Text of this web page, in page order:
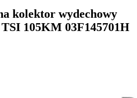
kolektor wydechowy
105KM 03F145701H